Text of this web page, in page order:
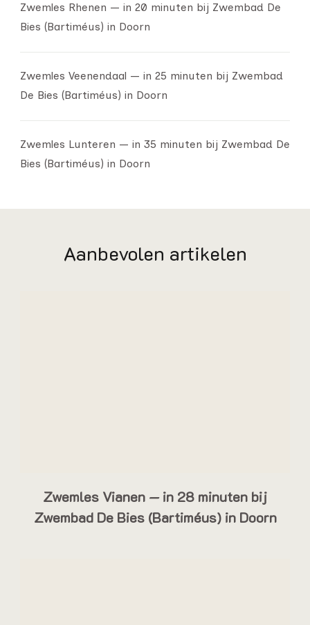
Zwemles Rhenen — in 20 minuten bij Zwembad De
Bies (Bartiméus) in Doorn
Zwemles Veenendaal — in 25 minuten bij Zwembad
De Bies (Bartiméus) in Doorn
Zwemles Lunteren — in 35 minuten bij Zwembad De
Bies (Bartiméus) in Doorn
Aanbevolen artikelen
Zwemles Vianen — in 28 minuten bij
Zwembad De Bies (Bartiméus) in Doorn